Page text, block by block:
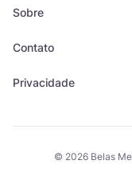
Sobre
Contato
Privacidade
© 2026 Belas